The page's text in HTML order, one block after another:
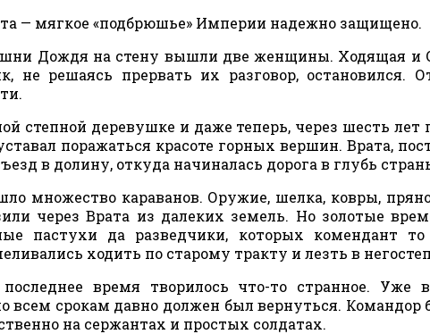
— мягкое «подбрюшье» Империи надежно защищено.
Дождя на стену вышли две женщины. Ходящая и
не решаясь прервать их разговор, остановился.
степной деревушке и даже теперь, через шесть лет
поражаться красоте горных вершин. Врата,
в долину, откуда начиналась дорога в глубь
множество караванов. Оружие, шелка, ковры,
через Врата из далеких земель. Но золотые
пастухи да разведчики, которых комендант
ходить по старому тракту и лезть в
время творилось что-то странное. Уже
всем срокам давно должен был вернуться. Командор
на сержантах и простых солдатах.